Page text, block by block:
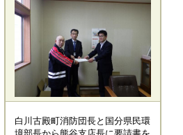
白川古殿町消防団長と国分県民環